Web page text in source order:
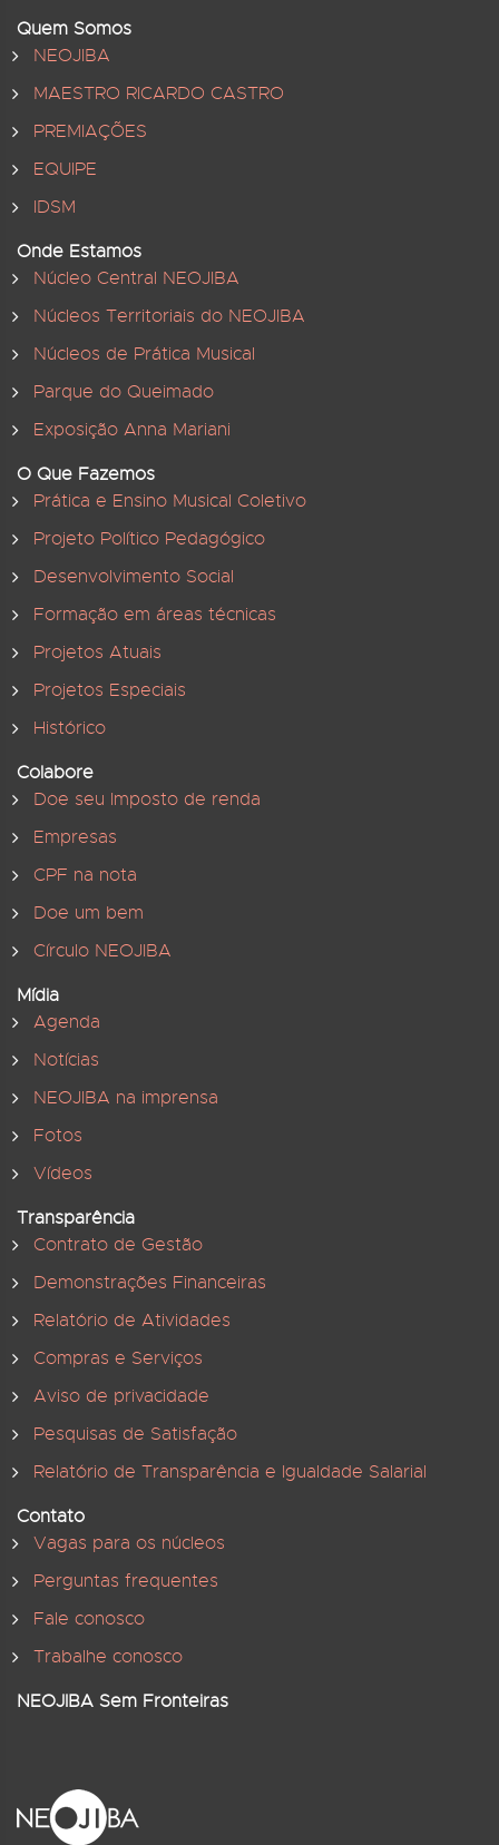
Quem Somos
NEOJIBA
MAESTRO RICARDO CASTRO
PREMIAÇÕES
EQUIPE
IDSM
Onde Estamos
Núcleo Central NEOJIBA
Núcleos Territoriais do NEOJIBA
Núcleos de Prática Musical
Parque do Queimado
Exposição Anna Mariani
O Que Fazemos
Prática e Ensino Musical Coletivo
Projeto Político Pedagógico
Desenvolvimento Social
Formação em áreas técnicas
Projetos Atuais
Projetos Especiais
Histórico
Colabore
Doe seu Imposto de renda
Empresas
CPF na nota
Doe um bem
Círculo NEOJIBA
Mídia
Agenda
Notícias
NEOJIBA na imprensa
Fotos
Vídeos
Transparência
Contrato de Gestão
Demonstrações Financeiras
Relatório de Atividades
Compras e Serviços
Aviso de privacidade
Pesquisas de Satisfação
Relatório de Transparência e Igualdade Salarial
Contato
Vagas para os núcleos
Perguntas frequentes
Fale conosco
Trabalhe conosco
NEOJIBA Sem Fronteiras